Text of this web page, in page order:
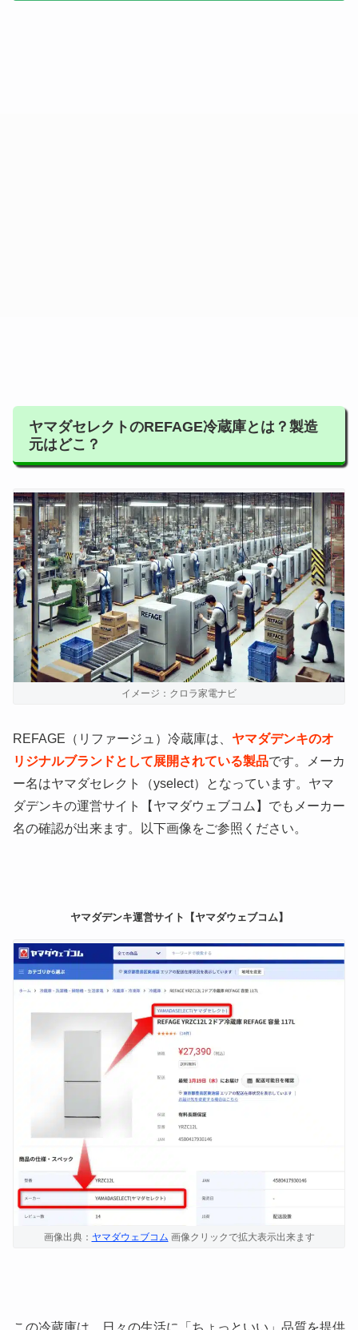
ヤマダセレクトのREFAGE冷蔵庫とは？製造
元はどこ？
イメージ：クロラ家電ナビ
REFAGE（リファージュ）冷蔵庫は、 ヤマダデンキのオ
リジナルブランドとして展開されている製品です。メーカ
ー名はヤマダセレクト（yselect）となっています。ヤマ
ダデンキの運営サイト【ヤマダウェブコム】でもメーカー
名の確認が出来ます。以下画像をご参照ください。
ヤマダデンキ運営サイト【ヤマダウェブコム】
画像出典： ヤマダウェブコム 画像クリックで拡大表示出来ます